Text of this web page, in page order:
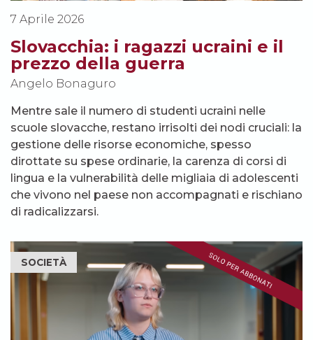
7 Aprile 2026
Slovacchia: i ragazzi ucraini e il
prezzo della guerra
Angelo Bonaguro
Mentre sale il numero di studenti ucraini nelle
scuole slovacche, restano irrisolti dei nodi cruciali: la
gestione delle risorse economiche, spesso
dirottate su spese ordinarie, la carenza di corsi di
lingua e la vulnerabilità delle migliaia di adolescenti
che vivono nel paese non accompagnati e rischiano
di radicalizzarsi.
SOCIETÀ